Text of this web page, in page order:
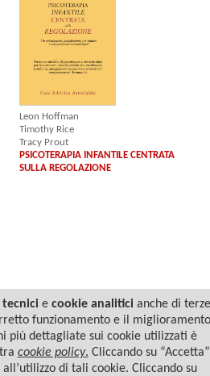
Leon Hoffman
Timothy Rice
Tracy Prout
PSICOTERAPIA INFANTILE CENTRATA
SULLA REGOLAZIONE
tecnicie cookie analiticianche di terze
funzionamento e il miglioramento
più dettagliate sui cookie utilizzati è
cookie policy. Cliccando su “Accetta”
di tali cookie. Cliccando su